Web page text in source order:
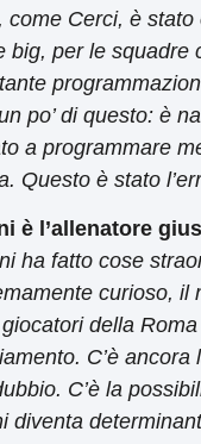
come Cerci, è
big, per le squadre
po’ di questo: è
a programmare
Questo è stato
è l’allenatore
ha fatto cose
curioso, il
della
C’è
C’è la
diventa